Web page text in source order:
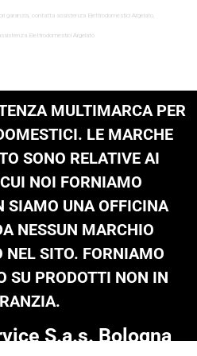
garanzia, contatta assistenza Elettrodomestici Argelato,
Elettrodomestici Argelato
MULTIMARCA PER
LE MARCHE
SONO RELATIVE AI
NOI FORNIAMO
SIAMO UNA OFFICINA
NESSUN MARCHIO
NEL SITO. FORNIAMO
SU PRODOTTI NON IN
S.a.s. Bologna